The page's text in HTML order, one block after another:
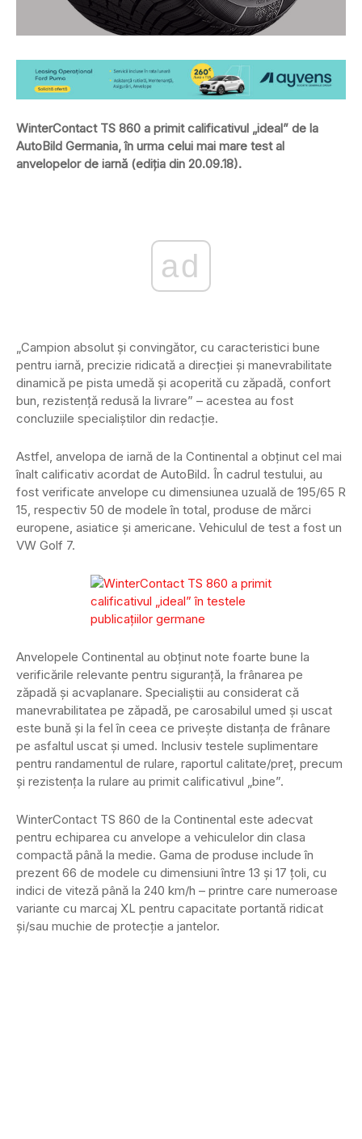
WinterContact TS 860 a primit calificativul „ideal” de la
AutoBild Germania, în urma celui mai mare test al
anvelopelor de iarnă (ediția din 20.09.18).
ad
„Campion absolut și convingător, cu caracteristici bune
pentru iarnă, precizie ridicată a direcției și manevrabilitate
dinamică pe pista umedă și acoperită cu zăpadă, confort
bun, rezistență redusă la livrare” – acestea au fost
concluziile specialiștilor din redacție.
Astfel, anvelopa de iarnă de la Continental a obținut cel mai
înalt calificativ acordat de AutoBild. În cadrul testului, au
fost verificate anvelope cu dimensiunea uzuală de 195/65 R
15, respectiv 50 de modele în total, produse de mărci
europene, asiatice și americane. Vehiculul de test a fost un
VW Golf 7.
Anvelopele Continental au obținut note foarte bune la
verificările relevante pentru siguranță, la frânarea pe
zăpadă și acvaplanare. Specialiștii au considerat că
manevrabilitatea pe zăpadă, pe carosabilul umed și uscat
este bună și la fel în ceea ce privește distanța de frânare
pe asfaltul uscat și umed. Inclusiv testele suplimentare
pentru randamentul de rulare, raportul calitate/preț, precum
și rezistența la rulare au primit calificativul „bine”.
WinterContact TS 860 de la Continental este adecvat
pentru echiparea cu anvelope a vehiculelor din clasa
compactă până la medie. Gama de produse include în
prezent 66 de modele cu dimensiuni între 13 și 17 țoli, cu
indici de viteză până la 240 km/h – printre care numeroase
variante cu marcaj XL pentru capacitate portantă ridicat
și/sau muchie de protecție a jantelor.